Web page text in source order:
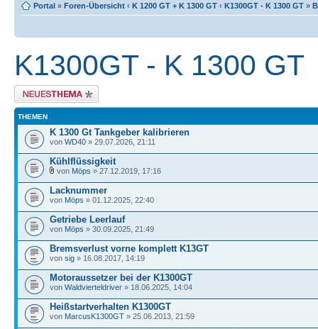
Portal » Foren-Übersicht ‹ K 1200 GT + K 1300 GT ‹ K1300GT - K 1300 GT »
K1300GT - K 1300 GT
Neues Thema erstellen
THEMEN
K 1300 Gt Tankgeber kalibrieren
von WD40 » 29.07.2026, 21:11
Kühlflüssigkeit
von Möps » 27.12.2019, 17:16
Lacknummer
von Möps » 01.12.2025, 22:40
Getriebe Leerlauf
von Möps » 30.09.2025, 21:49
Bremsverlust vorne komplett K13GT
von sig » 16.08.2017, 14:19
Motoraussetzer bei der K1300GT
von Waldvierteldriver » 18.06.2025, 14:04
Heißstartverhalten K1300GT
von MarcusK1300GT » 25.06.2013, 21:59